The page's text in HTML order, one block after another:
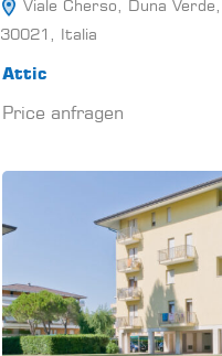
Viale Cherso, Duna
30021, Italia
Attic
Price anfragen